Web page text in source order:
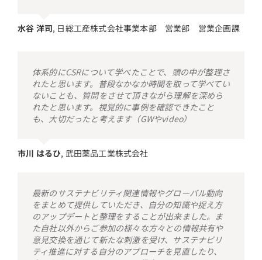
水谷 洋司, 日総工産株式会社事業本部 営業部 営業企画課
体系的にCSRについて学べたことで、頭の中が整理さ
れたと思います。普段なかなか時間を取って学べてい
ないことも、質問をさせて頂きながら理解を深めら
れたと思います。視覚的に事例を確認できたこと
も、大切だったと考えます（GWやvideo）
市川 はるひ, 武田薬品工業株式会社
最新のサステナビリティ関連情報やグローバル動向
をまとめて提供していただき、自分の知識や捉え方
のアップデートと整理をすることが出来ました。ま
た自社以外からご参加の様々な方々との情報共有や
意見交換を通じて新たな刺激を受け、サステナビリ
ティ推進に対する自分のアプローチを見直したり、